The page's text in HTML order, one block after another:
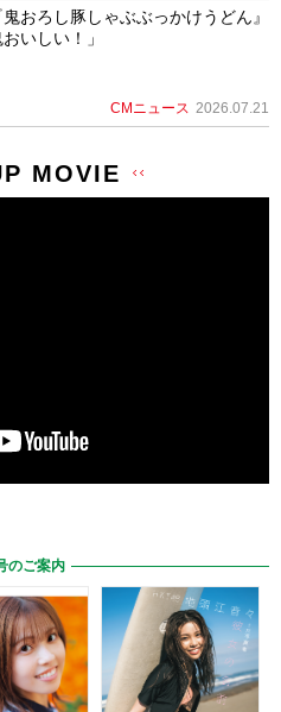
鬼おろし豚しゃぶぶっかけうどん』
いしい！」
CMニュース 2026.07.21
MOVIE
のご案内